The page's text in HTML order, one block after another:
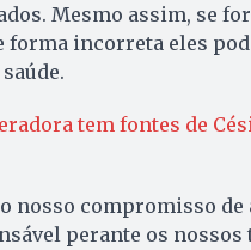
Mesmo assim, se
forma incorreta eles
tem fontes de
nosso compromisso de
perante os nossos